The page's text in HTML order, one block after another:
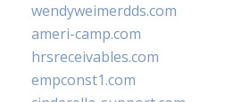
wendyweimerdds.com
ameri-camp.com
hrsreceivables.com
empconst1.com